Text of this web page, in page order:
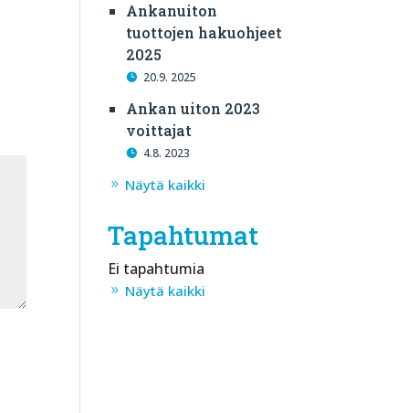
Ankanuiton
tuottojen hakuohjeet
2025
20.9. 2025
Ankan uiton 2023
voittajat
4.8. 2023
Näytä kaikki
Tapahtumat
Ei tapahtumia
Näytä kaikki